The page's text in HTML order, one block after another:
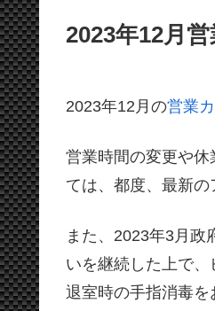
2023年12月
2023年12月の営業
営業時間の変更や
ては、都度、最新の
また、2023年3月政
いを継続した上で
退室時の手指消毒